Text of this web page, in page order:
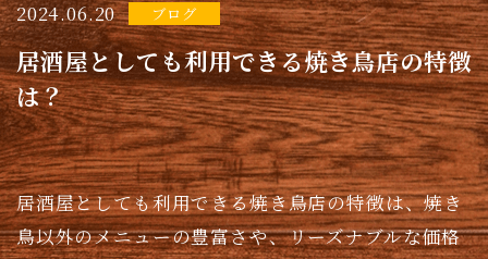
2024.06.20 ブログ
居酒屋としても利用できる焼き鳥店の特徴
は？
居酒屋としても利用できる焼き鳥店の特徴は、焼き
鳥以外のメニューの豊富さや、リーズナブルな価格